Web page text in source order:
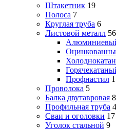
Штакетник 19
Полоса 7
Круглая труба 6
Листовой металл 56
Профнастил
Проволока 5
Балка двутавровая 8
Профильная труба
Сваи и оголовки 17
Уголок стальной 9